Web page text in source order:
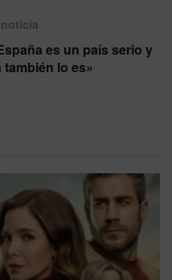
es un país serio y
lo es»